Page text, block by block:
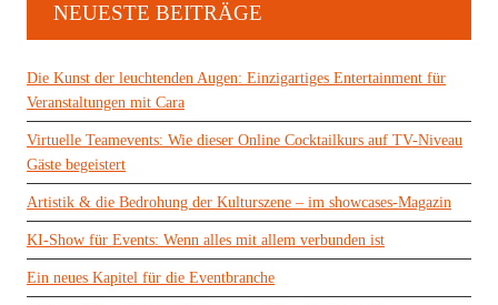
NEUESTE BEITRÄGE
Die Kunst der leuchtenden Augen: Einzigartiges Entertainment für
Veranstaltungen mit Cara
Virtuelle Teamevents: Wie dieser Online Cocktailkurs auf TV-Niveau
Gäste begeistert
Artistik & die Bedrohung der Kulturszene – im showcases-Magazin
KI-Show für Events: Wenn alles mit allem verbunden ist
Ein neues Kapitel für die Eventbranche